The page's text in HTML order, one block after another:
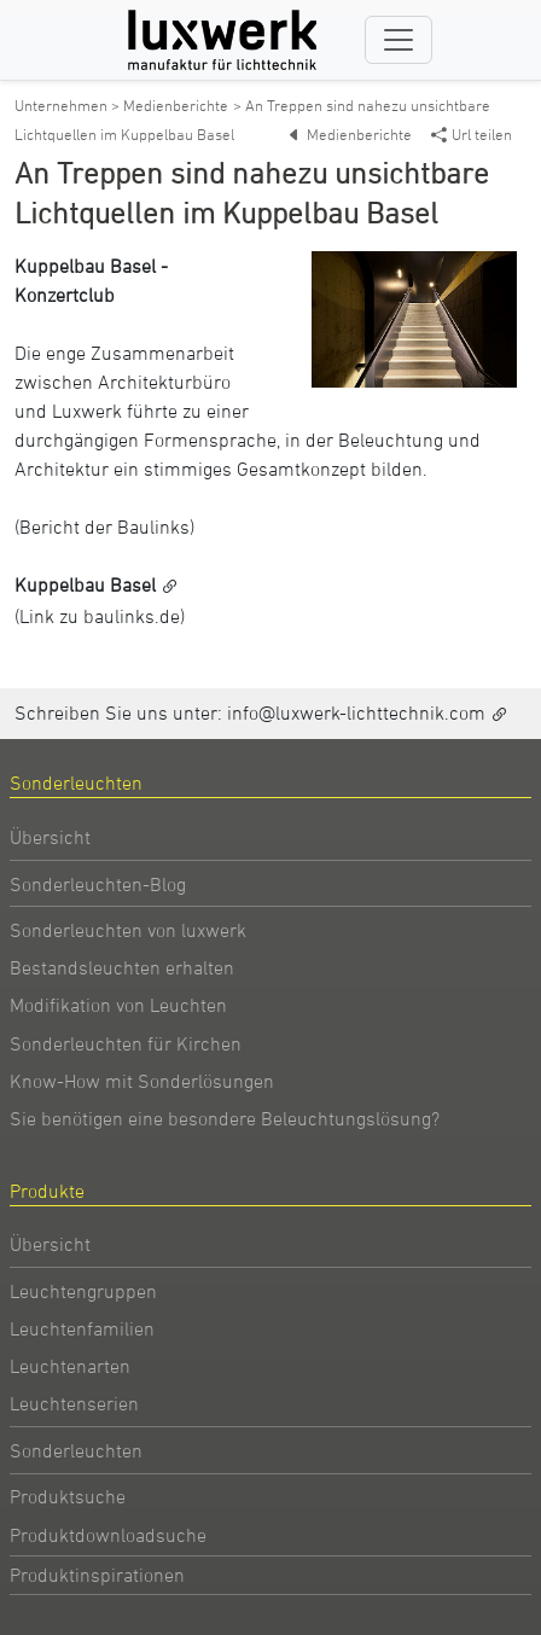
Unternehmen > Medienberichte > An Treppen sind nahezu unsichtbare
Lichtquellen im Kuppelbau Basel
Url teilen
Medienberichte
An Treppen sind nahezu unsichtbare
Lichtquellen im Kuppelbau Basel
Kuppelbau Basel -
Konzertclub
Die enge Zusammenarbeit
zwischen Architekturbüro
und Luxwerk führte zu einer
durchgängigen Formensprache, in der Beleuchtung und
Architektur ein stimmiges Gesamtkonzept bilden.
(Bericht der Baulinks)
Kuppelbau Basel
(Link zu baulinks.de)
Schreiben Sie uns unter: info@luxwerk-lichttechnik.com
Sonderleuchten
Übersicht
Sonderleuchten-Blog
Sonderleuchten von luxwerk
Bestandsleuchten erhalten
Modifikation von Leuchten
Sonderleuchten für Kirchen
Know-How mit Sonderlösungen
Sie benötigen eine besondere Beleuchtungslösung?
Produkte
Übersicht
Leuchtengruppen
Leuchtenfamilien
Leuchtenarten
Leuchtenserien
Sonderleuchten
Produktsuche
Produktdownloadsuche
Produktinspirationen